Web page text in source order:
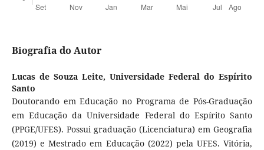
Biografia do Autor
Lucas de Souza Leite,Universidade Federal do Espírito
Santo
Doutorando em Educação no Programa de Pós-Graduação
em Educação da Universidade Federal do Espírito Santo
(PPGE/UFES). Possui graduação (Licenciatura) em Geografia
(2019) e Mestrado em Educação (2022) pela UFES. Vitória,